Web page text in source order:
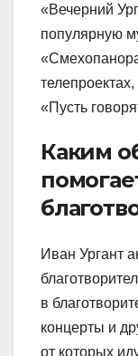
«Вечерний
популярную
«Пусть
Каким
Иван Ургант
в
концерты и
от которых